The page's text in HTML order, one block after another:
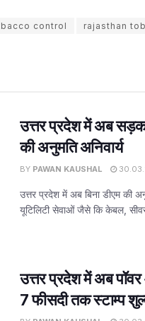
control rajasthan
उत्तर प्रदेश में अब
की अनुमति अनिवार्य
BY PAWAN KAUSHAL
उत्तर प्रदेश में अब बिना डीएम की
यूटिलिटी सेवाओं जैसे कि केबल,
उत्तर प्रदेश में अब
7 फीसदी तक स्टाम्प